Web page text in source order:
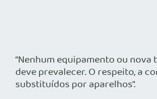
“Nenhum equipamento ou
deve prevalecer. O respeito, a
substituídos por aparelhos”.